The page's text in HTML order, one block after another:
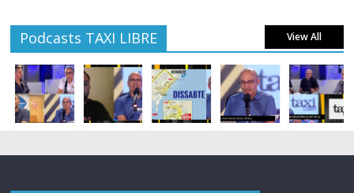
Podcasts TAXI LIBRE View All